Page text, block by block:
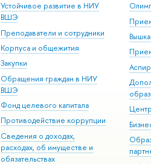
Устойчивое развитие в НИУ
ВШЭ
Преподаватели и сотрудники
Корпуса и общежития
Закупки
Обращения граждан в НИУ
ВШЭ
Фонд целевого капитала
Противодействие коррупции
Сведения о доходах,
расходах, об имуществе и
обязательствах